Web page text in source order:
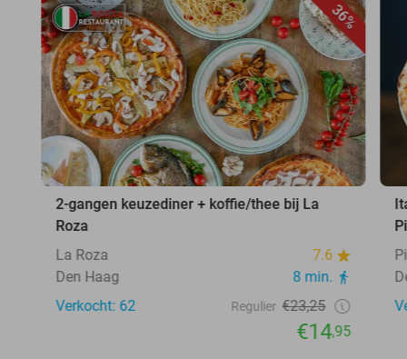
36%
2-gangen keuzediner + koffie/thee bij La
Roza
La Roza
7.6
Den Haag
8 min.
Verkocht: 62
Regulier €23,25
€14,95